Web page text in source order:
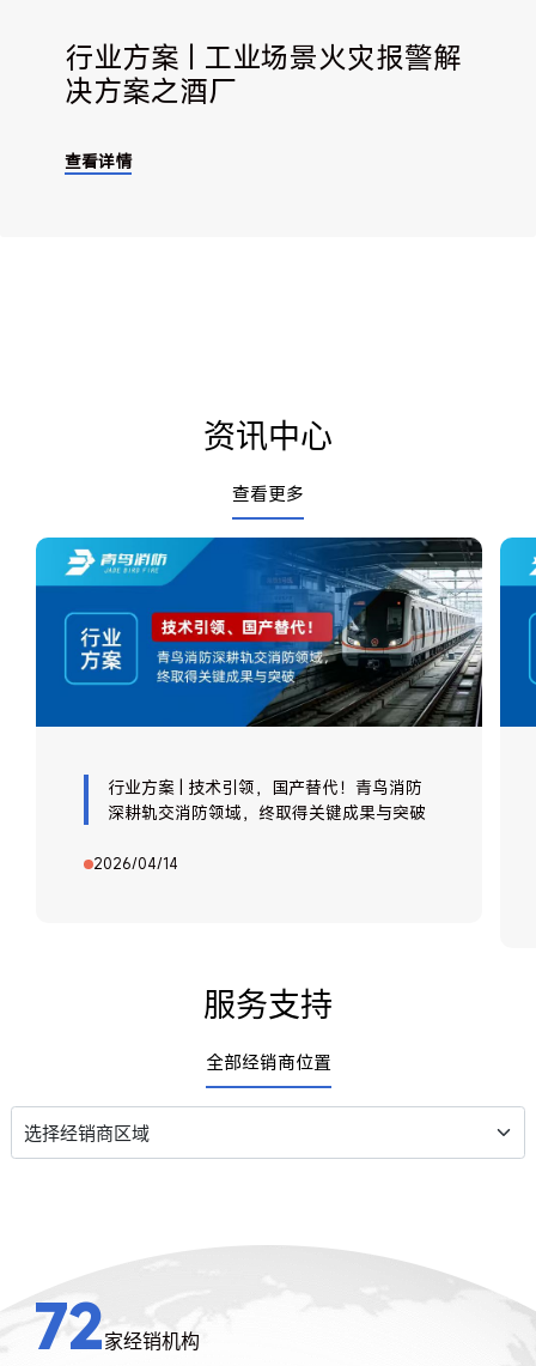
行业方案 | 工业场景火灾报警解
决方案之酒厂
查看详情
资讯中心
查看更多
行业方案 | 技术引领，国产替代！青鸟消防
深耕轨交消防领域，终取得关键成果与突破
2026/04/14
服务支持
全部经销商位置
72家经销机构